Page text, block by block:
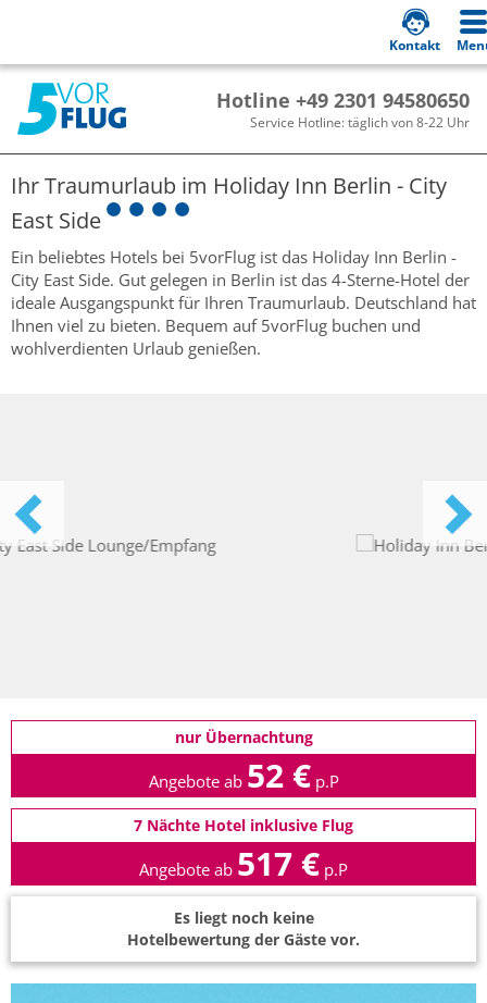
Hotline +49 2301 94580650
Service Hotline: täglich von 8-22 Uhr
Kontakt
Ihr Traumurlaub im Holiday Inn Berlin - City
East Side
Ein beliebtes Hotels bei 5vorFlug ist das Holiday Inn Berlin -
City East Side. Gut gelegen in Berlin ist das 4-Sterne-Hotel der
ideale Ausgangspunkt für Ihren Traumurlaub. Deutschland hat
Ihnen viel zu bieten. Bequem auf 5vorFlug buchen und
wohlverdienten Urlaub genießen.
nur Übernachtung
Angebote ab 52 € p.P
7 Nächte Hotel inklusive Flug
Angebote ab 517 € p.P
Es liegt noch keine
Hotelbewertung der Gäste vor.